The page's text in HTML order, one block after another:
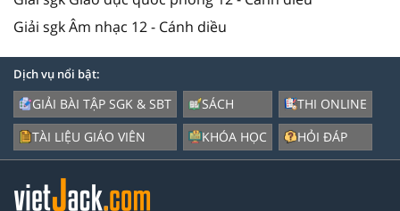
Giải sgk Âm nhạc 12 - Cánh diều
Dịch vụ nổi bật:
GIẢI BÀI TẬP SGK & SBT
TÀI LIỆU GIÁO VIÊN
SÁCH
KHÓA HỌC
THI ONLINE
HỎI ĐÁP